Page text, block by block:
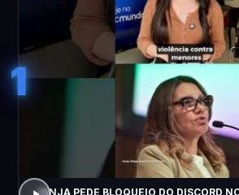
1
JANJA PEDE BLOQUEIO DO DISCORD